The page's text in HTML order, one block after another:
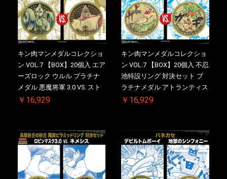
キン肉マンメダルコレクショ
ン VOL.7 【BOX】20個入 エア
ーズロック ウルル プラチナ
メダル 悪魔将軍 3.0 VS. スト
ロング・ザ・武道【初回購入
2026/10/30 一斉出荷予定
￥16,929
キン肉マンメダルコレクショ
ン VOL.7 【BOX】20個入 不忍
池特設リング 対決セット プ
ラチナメダル アトランティス
ドライバー VS.ネックカット
メダル(非売品)付
￥16,929